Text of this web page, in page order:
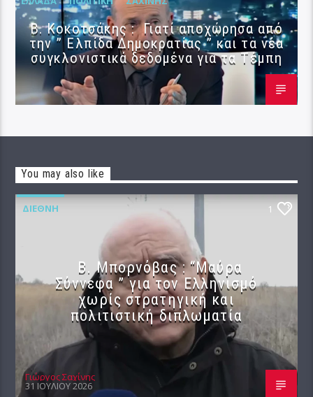
Β. Κοκοτσάκης : Γιατί αποχώρησα από
την ” Ελπίδα Δημοκρατίας ” και τα νέα
συγκλονιστικά δεδομένα για τα Τέμπη
You may also like
ΔΙΕΘΝΉ 1
B. Μπορνόβας : “Μαύρα
Σύννεφα ” για τον Ελληνισμό
χωρίς στρατηγική και
πολιτιστική διπλωματία
Γιώργος Σαχίνης
31 ΙΟΥΛΊΟΥ 2026